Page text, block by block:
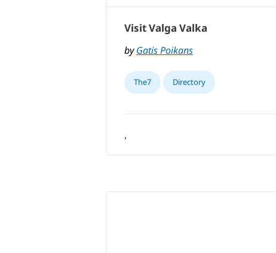
Visit Valga Valka
byGatis Poikans
The7 Directory
,